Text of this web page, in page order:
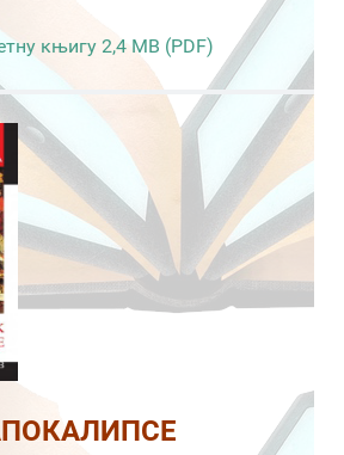
књигу 2,4 MB (PDF)